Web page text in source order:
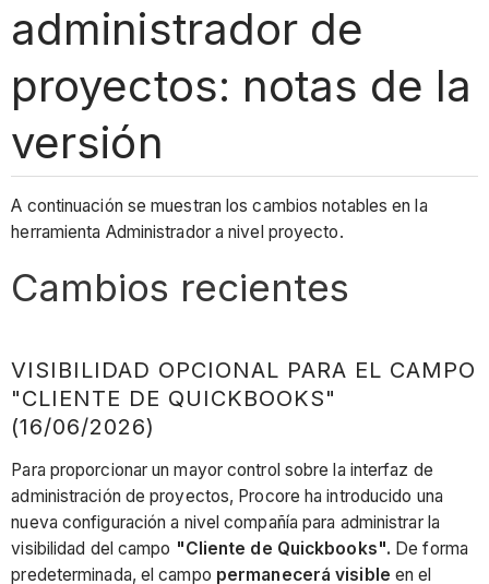
administrador de
proyectos: notas de la
versión
A continuación se muestran los cambios notables en la
herramienta Administrador a nivel proyecto.
Cambios recientes
VISIBILIDAD OPCIONAL PARA EL CAMPO
"CLIENTE DE QUICKBOOKS"
(16/06/2026)
Para proporcionar un mayor control sobre la interfaz de
administración de proyectos, Procore ha introducido una
nueva configuración a nivel compañía para administrar la
visibilidad del campo "Cliente de Quickbooks". De forma
predeterminada, el campo permanecerá visible en el